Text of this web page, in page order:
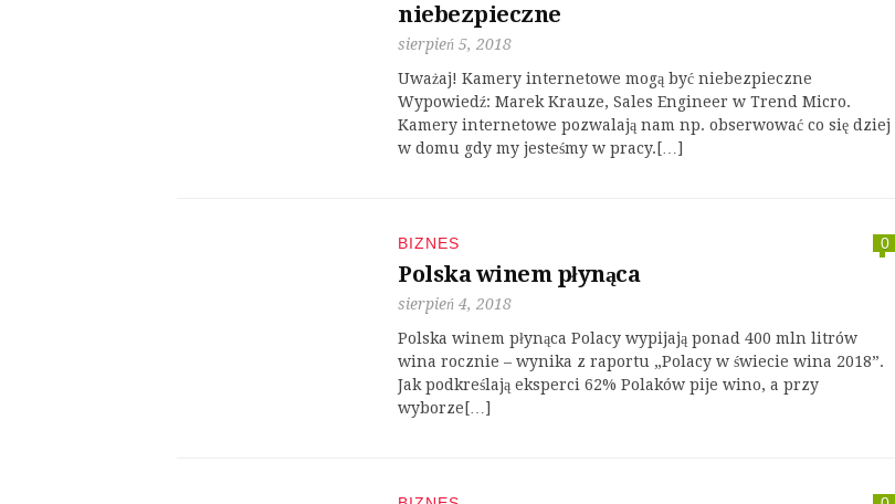
niebezpieczne
sierpień 5, 2018
Uważaj! Kamery internetowe mogą być niebezpieczne
Wypowiedź: Marek Krauze, Sales Engineer w Trend Micro.
Kamery internetowe pozwalają nam np. obserwować co się dziej
w domu gdy my jesteśmy w pracy.[…]
BIZNES 0
Polska winem płynąca
sierpień 4, 2018
Polska winem płynąca Polacy wypijają ponad 400 mln litrów
wina rocznie – wynika z raportu „Polacy w świecie wina 2018”.
Jak podkreślają eksperci 62% Polaków pije wino, a przy
wyborze[…]